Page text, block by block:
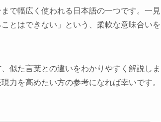
で幅広く使われる日本語の一つです。一見
とはできない」という、柔軟な意味合いを
似た言葉との違いをわかりやすく解説しま
力を高めたい方の参考になれば幸いです。